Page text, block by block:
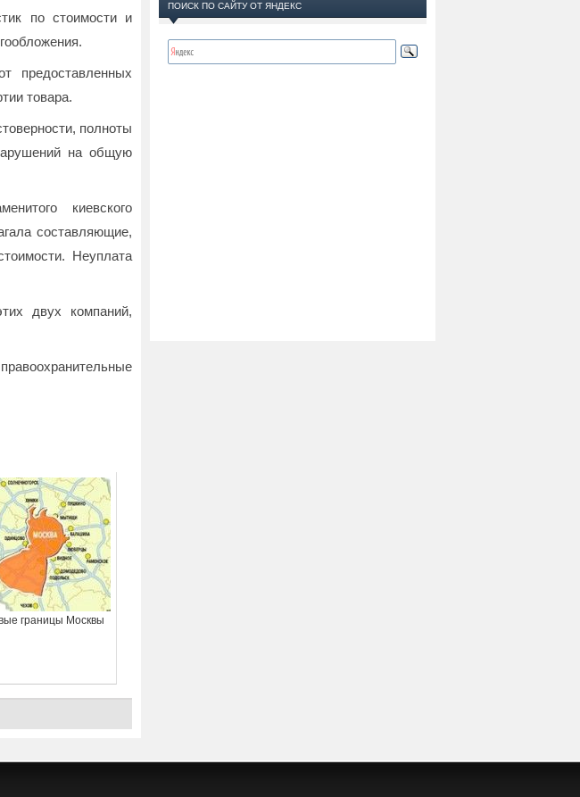
по стоимости и
предоставленных
товара.
полноты
на общую
киевского
составляющие,
Неуплата
двух компаний,
границы Москвы
ПОИСК ПО САЙТУ ОТ ЯНДЕКС